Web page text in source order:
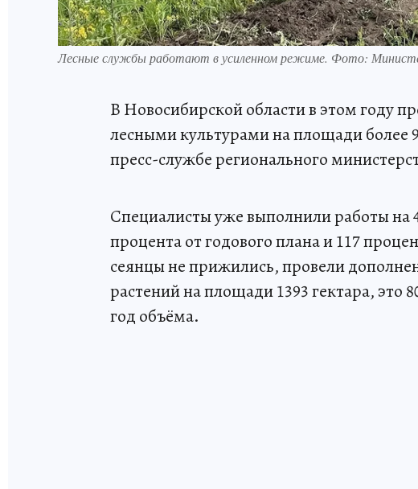
Лесные службы работают в усиленном режиме. Фото:
В Новосибирской области в этом году
лесными культурами на площади более
пресс-службе регионального
Специалисты уже выполнили работы на
процента от годового плана и 117
сеянцы не прижились, провели
растений на площади 1393 гектара, это
год объёма.